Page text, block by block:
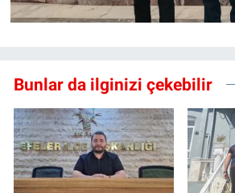
Bunlar da ilginizi çekebilir